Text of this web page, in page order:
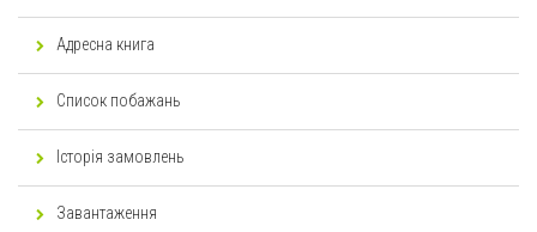
Адресна книга
Список побажань
Історія замовлень
Завантаження